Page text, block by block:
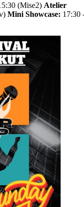
(Mise2) Atelier
Mini Showcase: 17:30